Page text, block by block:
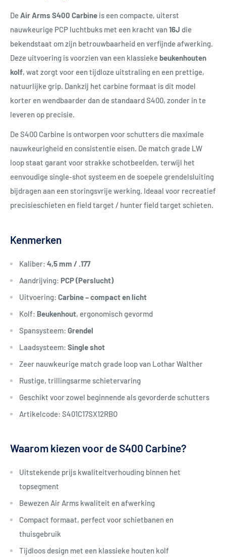
DeAir Arms S400 Carbine is een compacte, uiterst
nauwkeurige PCP luchtbuks met een kracht van 16J die
bekendstaat om zijn betrouwbaarheid en verfijnde afwerking.
Deze uitvoering is voorzien van een klassiekebeukenhouten
kolf, wat zorgt voor een tijdloze uitstraling en een prettige,
natuurlijke grip. Dankzij het carbine formaat is dit model
korter en wendbaarder dan de standaard S400, zonder in te
leveren op precisie.
De S400 Carbine is ontworpen voor schutters die maximale
nauwkeurigheid en consistentie eisen. De match grade LW
loop staat garant voor strakke schotbeelden, terwijl het
eenvoudige single-shot systeem en de soepele grendelsluiting
bijdragen aan een storingsvrije werking. Ideaal voor recreatief
precisieschieten en field target / hunter field target schieten.
Kenmerken
Kaliber: 4,5 mm / .177
Aandrijving: PCP (Perslucht)
Uitvoering: Carbine – compact en licht
Kolf: Beukenhout, ergonomisch gevormd
Spansysteem: Grendel
Laadsysteem: Single shot
Zeer nauwkeurige match grade loop van Lothar Walther
Rustige, trillingsarme schietervaring
Geschikt voor zowel beginnende als gevorderde schutters
Artikelcode: S401C17SX12RBO
Waarom kiezen voor de S400 Carbine?
Uitstekende prijs kwaliteitverhouding binnen het
topsegment
Bewezen Air Arms kwaliteit en afwerking
Compact formaat, perfect voor schietbanen en
thuisgebruik
Tijdloos design met een klassieke houten kolf